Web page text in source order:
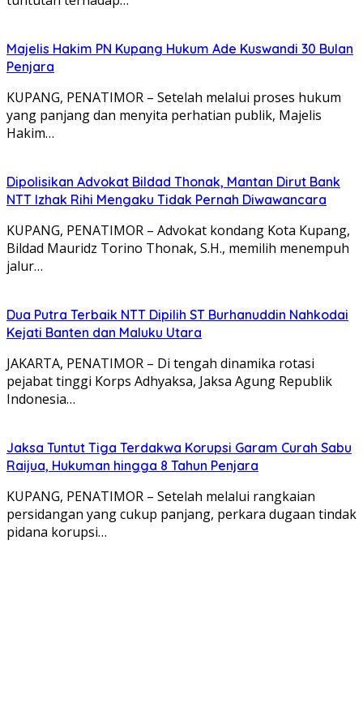
Majelis Hakim PN Kupang Hukum Ade Kuswandi 30 Bulan
Penjara
KUPANG, PENATIMOR – Setelah melalui proses hukum
yang panjang dan menyita perhatian publik, Majelis
Hakim…
Dipolisikan Advokat Bildad Thonak, Mantan Dirut Bank
NTT Izhak Rihi Mengaku Tidak Pernah Diwawancara
KUPANG, PENATIMOR – Advokat kondang Kota Kupang,
Bildad Mauridz Torino Thonak, S.H., memilih menempuh
jalur…
Dua Putra Terbaik NTT Dipilih ST Burhanuddin Nahkodai
Kejati Banten dan Maluku Utara
JAKARTA, PENATIMOR – Di tengah dinamika rotasi
pejabat tinggi Korps Adhyaksa, Jaksa Agung Republik
Indonesia…
Jaksa Tuntut Tiga Terdakwa Korupsi Garam Curah Sabu
Raijua, Hukuman hingga 8 Tahun Penjara
KUPANG, PENATIMOR – Setelah melalui rangkaian
persidangan yang cukup panjang, perkara dugaan tindak
pidana korupsi…